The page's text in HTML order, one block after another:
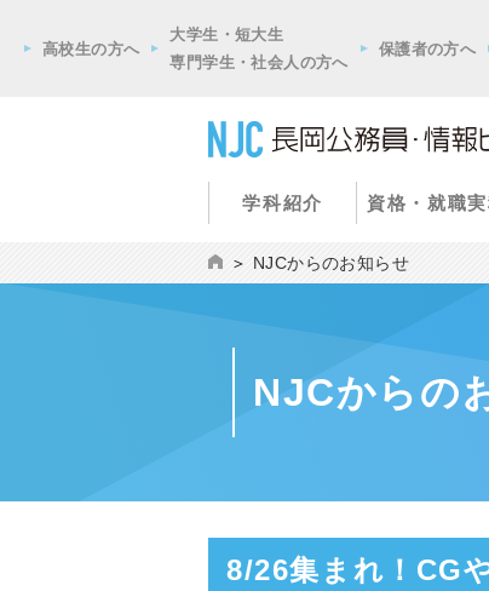
高校生の方へ
大学生・短大生
専門学生・社会人の方へ
保護者の方へ
学科紹介 資格・就職
NJCからのお知らせ
NJCからの
8/26集まれ！CG